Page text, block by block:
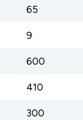
65
9
600
410
300